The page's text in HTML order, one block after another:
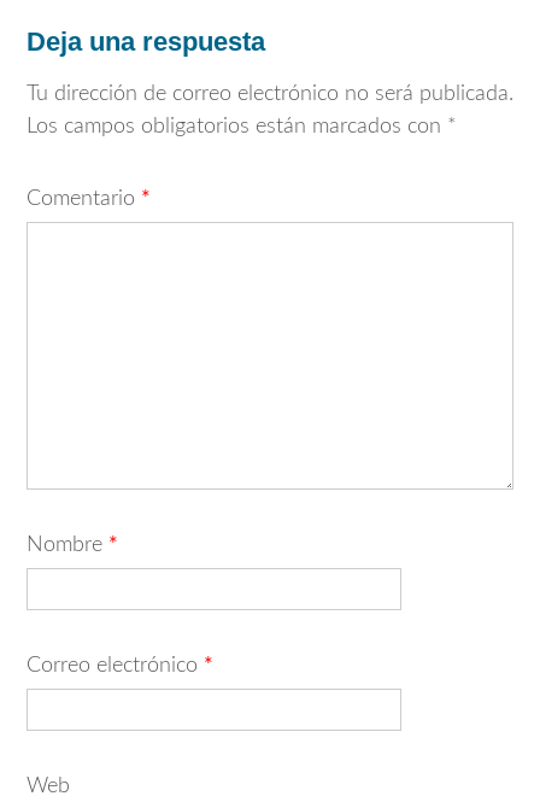
Deja una respuesta
Tu dirección de correo electrónico no será publicada.
Los campos obligatorios están marcados con *
Comentario *
Nombre *
Correo electrónico *
Web